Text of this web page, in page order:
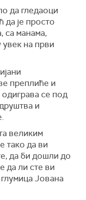
да гледаоци
да је просто
са манама,
на први
преплиће и
одиграва се под
и
великим
тако да ви
да би дошли до
да ли сте ви
Јована